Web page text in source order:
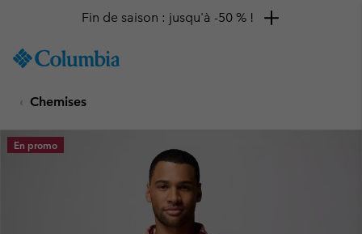
TO
SKIP
MAIN
NAV
Fin de saison : jusqu'à -50 % !
Chemises
En promo